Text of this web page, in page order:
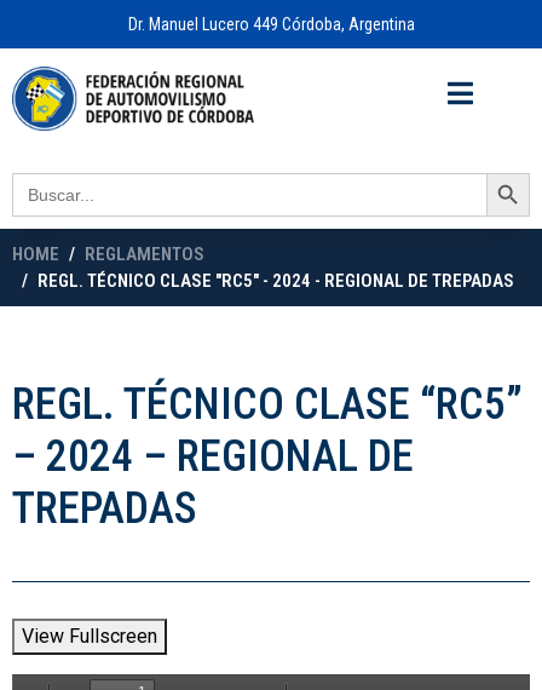
Dr. Manuel Lucero 449 Córdoba, Argentina
Search
for:
Search Button
HOME
REGLAMENTOS
REGL. TÉCNICO CLASE "RC5" - 2024 - REGIONAL DE TREPADAS
REGL. TÉCNICO CLASE “RC5”
– 2024 – REGIONAL DE
TREPADAS
View Fullscreen